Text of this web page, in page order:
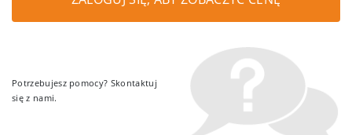
Potrzebujesz pomocy? Skontaktuj
się z nami.